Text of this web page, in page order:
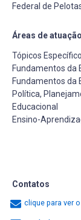
Federal de
Áreas de atuação
Tópicos
Fundamentos da
Fundamentos da
Política,
Educacional
Ensino-
Contatos
clique para ver o